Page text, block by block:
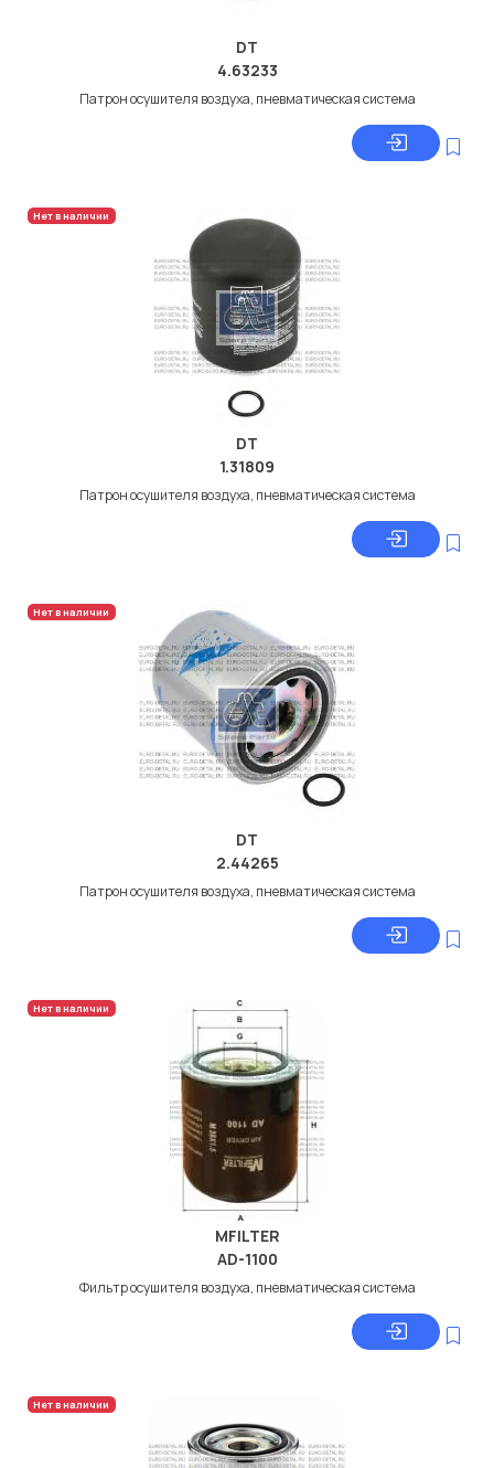
DT
4.63233
Патрон осушителя воздуха, пневматическая система
Нет в наличии
DT
1.31809
Патрон осушителя воздуха, пневматическая система
Нет в наличии
DT
2.44265
Патрон осушителя воздуха, пневматическая система
Нет в наличии
MFILTER
AD-1100
Фильтр осушителя воздуха, пневматическая система
Нет в наличии